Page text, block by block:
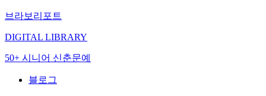
브라보리포트
DIGITAL LIBRARY
50+ 시니어 신춘문예
블로그